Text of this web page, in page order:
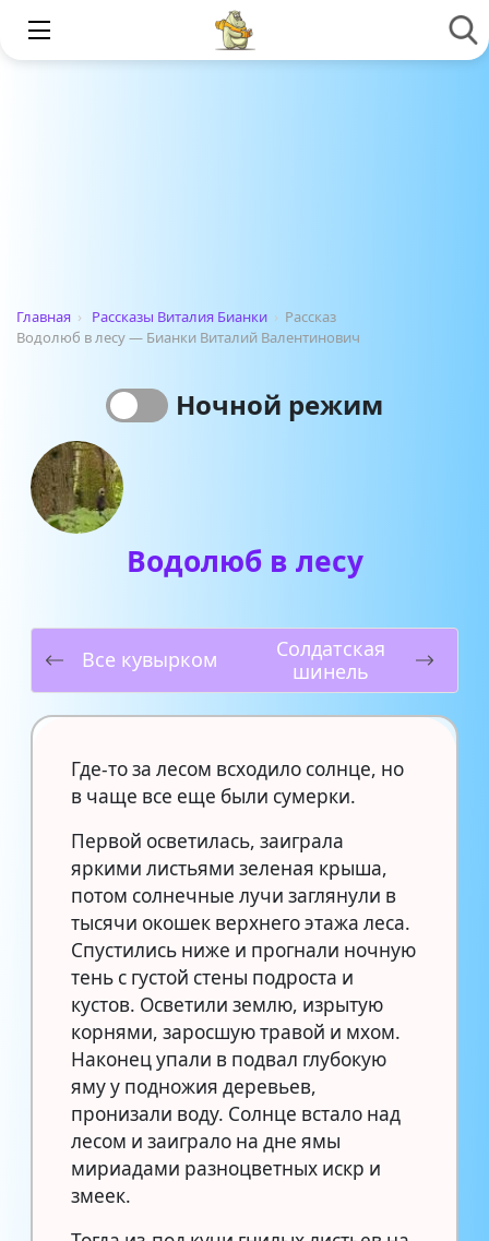
Главная › Рассказы Виталия Бианки › Рассказ
Водолюб в лесу — Бианки Виталий Валентинович
Ночной режим
Водолюб в лесу
Все кувырком
Солдатская
шинель
Где-то за лесом всходило солнце, но
в чаще все еще были сумерки.
Первой осветилась, заиграла
яркими листьями зеленая крыша,
потом солнечные лучи заглянули в
тысячи окошек верхнего этажа леса.
Спустились ниже и прогнали ночную
тень с густой стены подроста и
кустов. Осветили землю, изрытую
корнями, заросшую травой и мхом.
Наконец упали в подвал глубокую
яму у подножия деревьев,
пронизали воду. Солнце встало над
лесом и заиграло на дне ямы
мириадами разноцветных искр и
змеек.